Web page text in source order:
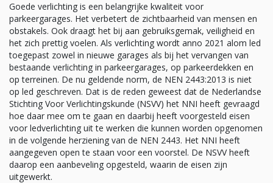
Goede verlichting is een belangrijke kwaliteit voor
parkeergarages. Het verbetert de zichtbaarheid van mensen en
obstakels. Ook draagt het bij aan gebruiksgemak, veiligheid en
het zich prettig voelen. Als verlichting wordt anno 2021 alom led
toegepast zowel in nieuwe garages als bij het vervangen van
bestaande verlichting in parkeergarages, op parkeerdekken en
op terreinen. De nu geldende norm, de NEN 2443:2013 is niet
op led geschreven. Dat is de reden geweest dat de Nederlandse
Stichting Voor Verlichtingskunde (NSVV) het NNI heeft gevraagd
hoe daar mee om te gaan en daarbij heeft voorgesteld eisen
voor ledverlichting uit te werken die kunnen worden opgenomen
in de volgende herziening van de NEN 2443. Het NNI heeft
aangegeven open te staan voor een voorstel. De NSVV heeft
daarop een aanbeveling opgesteld, waarin de eisen zijn
uitgewerkt.